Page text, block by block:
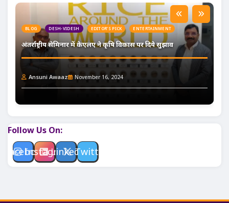
BLOG DESH-VIDESH EDITOR'S PICK ENTERTAINMENT
अंतर्राष्ट्रीय सेमिनार में केएलए ने कृषि विकास पर दिये सुझाव
Ansuni Awaaz November 16, 2024
Follow Us On:
Facebook
Instagram
LinkedinTwitter